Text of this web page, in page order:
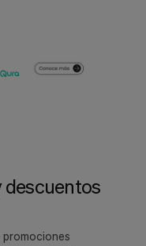
descuentos
promociones